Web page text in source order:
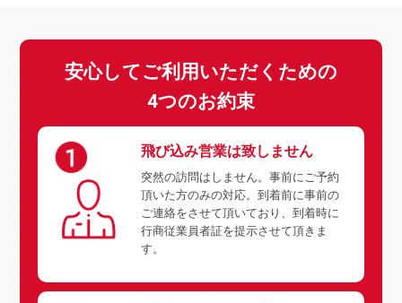
安心してご利用いただくための
4つのお約束
飛び込み営業は致しません
突然の訪問はしません。事前にご予約
頂いた方のみの対応。到着前に事前の
ご連絡をさせて頂いており、到着時に
行商従業員者証を提示させて頂きま
す。